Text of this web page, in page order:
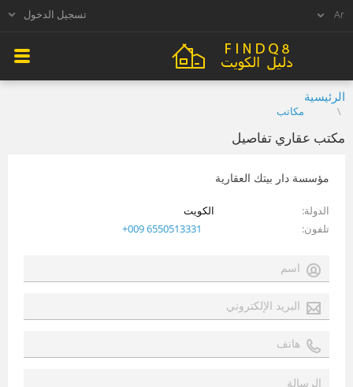
تسجيل الدخول
الرئيسية
مكاتب
مكتب عقاري تفاصيل
مؤسسة دار بيتك العقارية
الدولة
الكويت
تلفون
+009 6550513331